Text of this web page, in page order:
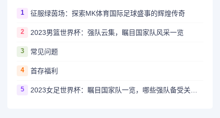
1 征服绿茵场：探索MK体育国际足球盛事的辉煌传奇
2 2023男篮世界杯：强队云集，瞩目国家队风采一览
3 常见问题
4 首存福利
5